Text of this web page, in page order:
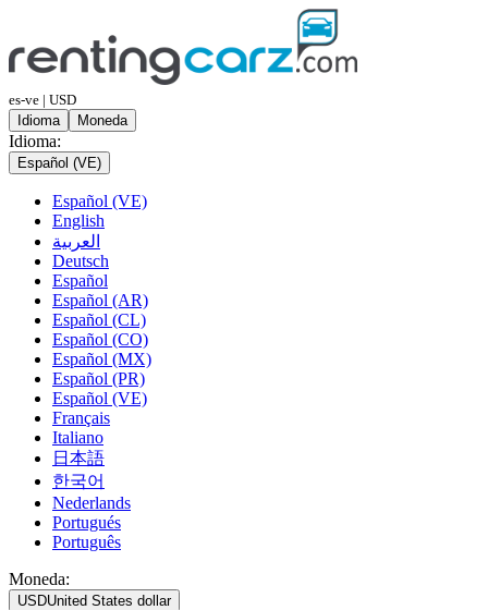
es-ve | USD
Idioma
Moneda
Idioma:
Español (VE)
Español (VE)
English
العربية
Deutsch
Español
Español (AR)
Español (CL)
Español (CO)
Español (MX)
Español (PR)
Español (VE)
Français
Italiano
日本語
한국어
Nederlands
Portugués
Português
Moneda:
USDUnited States dollar